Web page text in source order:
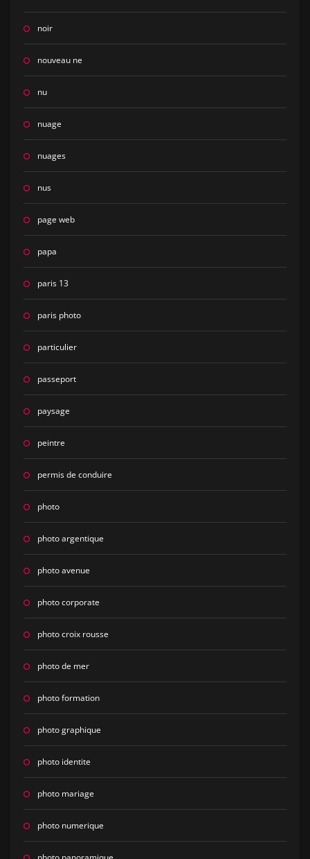
noir
nouveau ne
nu
nuage
nuages
nus
page web
papa
paris 13
paris photo
particulier
passeport
paysage
peintre
permis de conduire
photo
photo argentique
photo avenue
photo corporate
photo croix rousse
photo de mer
photo formation
photo graphique
photo identite
photo mariage
photo numerique